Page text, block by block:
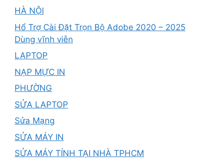
HÀ NỘI
Hổ Trợ Cài Đặt Trọn Bộ Adobe 2020 – 2025
Dùng vĩnh viễn
LAPTOP
NẠP MỰC IN
PHƯỜNG
SỬA LAPTOP
Sửa Mạng
SỬA MÁY IN
SỬA MÁY TÍNH TẠI NHÀ TPHCM